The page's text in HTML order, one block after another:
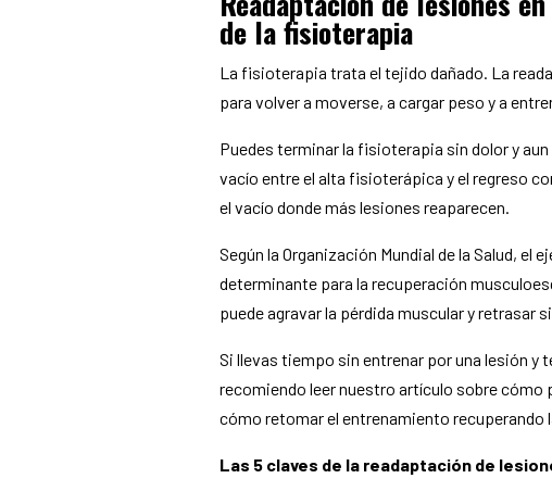
de la fisioterapia
La fisioterapia trata el tejido dañado. La
para volver a moverse, a cargar peso y a
Puedes terminar la fisioterapia sin dolor y
vacío entre el alta fisioterápica y el regreso
el vacío donde más lesiones reaparecen.
Según la Organización Mundial de la Salud,
determinante para la recuperación
puede agravar la pérdida muscular y
Si llevas tiempo sin entrenar por una lesión y
recomiendo leer nuestro artículo sobre cómo
cómo retomar el entrenamiento
Las 5 claves de la readaptación de